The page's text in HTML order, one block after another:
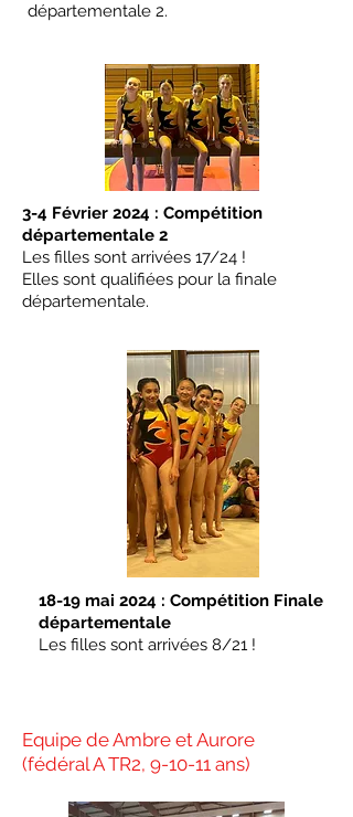
départementale 2.
3-4 Février 2024 : Compétition
départementale 2
Les filles sont arrivées 17/24 !
Elles sont qualifiées pour la finale
départementale.
18-19 mai 2024 : Compétition Finale
départementale
Les filles sont arrivées 8/21 !
Equipe de Ambre et Aurore
(fédéral A TR2, 9-10-11 ans)